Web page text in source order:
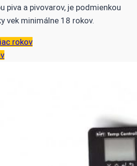
piva a pivovarov, je podmienkou
vek minimálne 18 rokov.
rokov